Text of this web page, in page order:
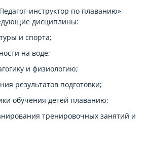
инструктор по плаванию»
дисциплины:
и спорта;
на воде;
и физиологию;
результатов подготовки;
обучения детей плаванию;
тренировочных занятий и